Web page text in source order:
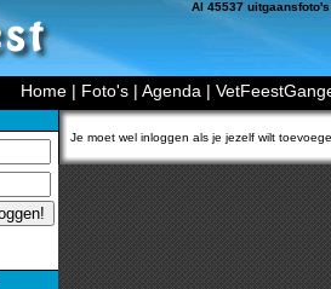
Al 45537
Home | Foto's | Agenda |
Je moet wel inloggen als je jezelf wilt